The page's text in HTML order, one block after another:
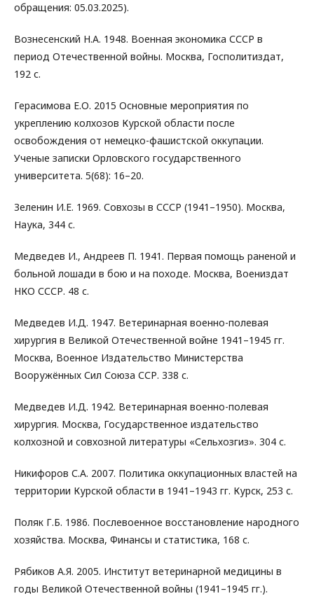
обращения: 05.03.2025).
Вознесенский Н.А. 1948. Военная экономика СССР в
период Отечественной войны. Москва, Госполитиздат,
192 с.
Герасимова Е.О. 2015 Основные мероприятия по
укреплению колхозов Курской области после
освобождения от немецко-фашистской оккупации.
Ученые записки Орловского государственного
университета. 5(68): 16–20.
Зеленин И.Е. 1969. Совхозы в СССР (1941–1950). Москва,
Наука, 344 с.
Медведев И., Андреев П. 1941. Первая помощь раненой и
больной лошади в бою и на походе. Москва, Воениздат
НКО СССР. 48 с.
Медведев И.Д. 1947. Ветеринарная военно-полевая
хирургия в Великой Отечественной войне 1941–1945 гг.
Москва, Военное Издательство Министерства
Вооружённых Сил Союза ССР. 338 с.
Медведев И.Д. 1942. Ветеринарная военно-полевая
хирургия. Москва, Государственное издательство
колхозной и совхозной литературы «Сельхозгиз». 304 с.
Никифоров С.А. 2007. Политика оккупационных властей на
территории Курской области в 1941–1943 гг. Курск, 253 с.
Поляк Г.Б. 1986. Послевоенное восстановление народного
хозяйства. Москва, Финансы и статистика, 168 с.
Рябиков А.Я. 2005. Институт ветеринарной медицины в
годы Великой Отечественной войны (1941–1945 гг.).